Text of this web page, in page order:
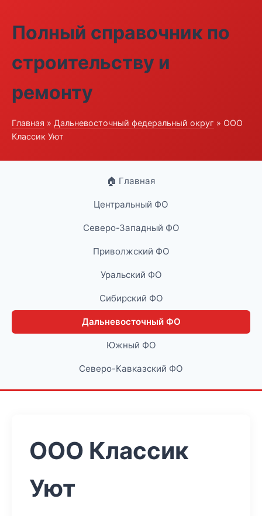
Полный справочник по
строительству и
ремонту
Главная » Дальневосточный федеральный округ » ООО
Классик Уют
🏠 Главная
Центральный ФО
Северо-Западный ФО
Приволжский ФО
Уральский ФО
Сибирский ФО
Дальневосточный ФО
Южный ФО
Северо-Кавказский ФО
ООО Классик
Уют